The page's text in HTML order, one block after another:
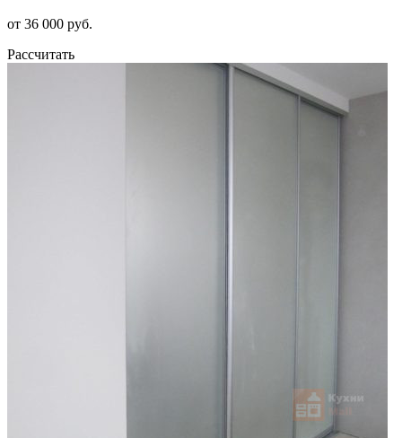
от 36 000 руб.
Рассчитать